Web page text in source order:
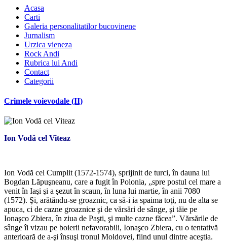
Acasa
Carti
Galeria personalitatilor bucovinene
Jurnalism
Urzica vieneza
Rock Andi
Rubrica lui Andi
Contact
Categorii
Crimele voievodale (II)
Ion Vodă cel Viteaz
Ion Vodă cel Cumplit (1572-1574), sprijinit de turci, în dauna lui
Bogdan Lăpuşneanu, care a fugit în Polonia, „spre postul cel mare a
venit în Iaşi şi a şezut în scaun, în luna lui martie, în anii 7080
(1572). Şi, arătându-se groaznic, ca să-i ia spaima toţi, nu de alta se
apuca, ci de cazne groaznice şi de vărsări de sânge, şi tăie pe
Ionaşco Zbiera, în ziua de Paşti, şi multe cazne făcea”. Vărsările de
sânge îi vizau pe boierii nefavorabili, Ionaşco Zbiera, cu o tentativă
anterioară de a-şi însuşi tronul Moldovei, fiind unul dintre aceştia.